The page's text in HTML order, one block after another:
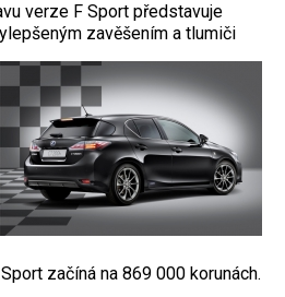
verze F Sport představuje
zavěšením a tlumiči
začíná na 869 000 korunách.